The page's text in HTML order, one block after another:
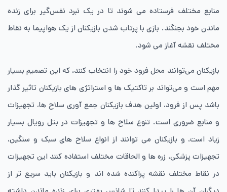
منابع مختلف فرستاده می شوند تا در یک نبرد نفس‌گیر برای زنده
ماندن خود بجنگند. بازی با پرتاب شدن بازیکنان از یک هواپیما به نقاط
مختلف نقشه آغاز می شود.
بازیکنان می‌توانند محل فرود خود را انتخاب کنند، که این تصمیم بسیار
مهم است و می‌تواند بر تاکتیک ها و استراتژی های بازیکنان تاثیر گذار
باشد پس از فرود، اولین هدف بازیکنان جمع آوری سلاح ها، تجهیزات
و منابع ضروری است. تنوع سلاح ها و تجهیزات در بتل رویال بسیار
زیاد است، و بازیکنان می توانند از انواع سلاح های سبک و سنگین،
تجهیزات پزشکی، زره ها و الحاقات مختلف استفاده کنند این تجهیزات
در نقاط مختلف نقشه پراکنده شده اند و بازیکنان باید سریع تر از